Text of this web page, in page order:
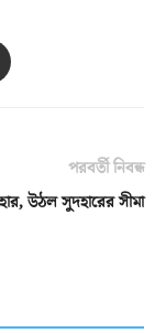
পরবর্তী নিবন্ধ
উঠল সুদহারের সীমা